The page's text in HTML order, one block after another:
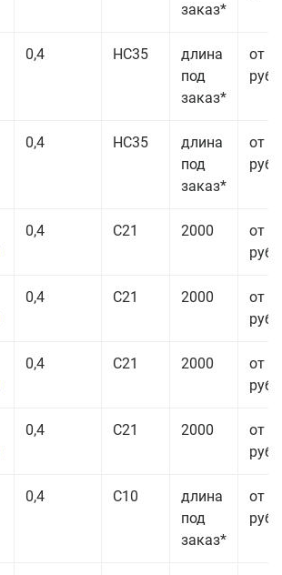
заказ*
0,4 НС35
длина
под
заказ*
от
руб.
0,4 НС35
длина
под
заказ*
от
руб.
0,4 С21 2000
от
руб.
0,4 С21 2000
от
руб.
0,4 С21 2000
от
руб.
0,4 С21 2000
от
руб.
0,4 С10
длина
под
заказ*
от
руб.